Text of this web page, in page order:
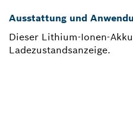
Ausstattung und
Dieser Lithium-Ionen-
Ladezustandsanzeige.